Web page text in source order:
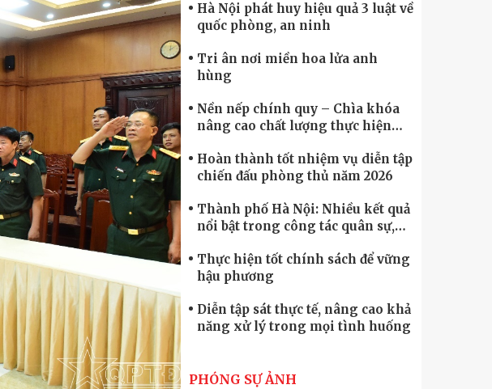
Hà Nội phát huy hiệu quả 3 luật về
quốc phòng, an ninh
Tri ân nơi miền hoa lửa anh
hùng
Nền nếp chính quy – Chìa khóa
nâng cao chất lượng thực hiện
Hoàn thành tốt nhiệm vụ diễn tập
chiến đấu phòng thủ năm 2026
Thành phố Hà Nội: Nhiều kết quả
nổi bật trong công tác quân sự,
Thực hiện tốt chính sách để vững
hậu phương
Diễn tập sát thực tế, nâng cao khả
năng xử lý trong mọi tình huống
vệ “vững mạnh, rộng khắp” ngay
PHÓNG SỰ ẢNH